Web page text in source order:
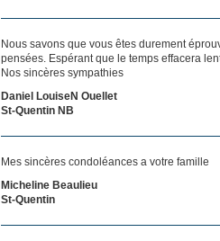
Nous savons que vous êtes durement
pensées. Espérant que le temps effacera
Nos sincères sympathies
Daniel LouiseN Ouellet
St-Quentin NB
Mes sincères condoléances a votre famille
Micheline Beaulieu
St-Quentin